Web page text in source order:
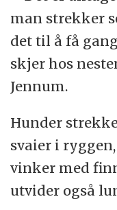
man strekker
det til å få
skjer hos
Jennum.
Hunder
svaier i
vinker med
utvider også